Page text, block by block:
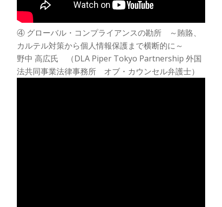
④ グローバル・コンプライアンスの勘所 ～賄賂、
カルテル対策から個人情報保護まで横断的に～
野中 高広氏 （DLA Piper Tokyo Partnership 外国
法共同事業法律事務所 オブ・カウンセル弁護士）